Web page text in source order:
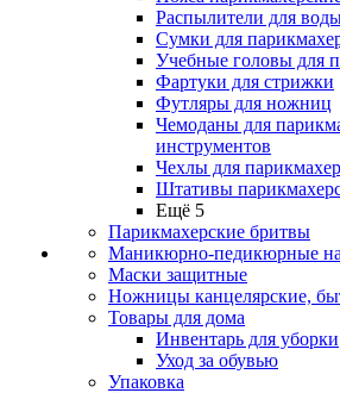
Распылители для
Сумки для
Учебные головы для
Фартуки для стрижки
Футляры для ножниц
Чемоданы для
инструментов
Чехлы для
Штативы
Ещё 5
Парикмахерские бритвы
Маникюрно-педикюрные
Маски защитные
Ножницы канцелярские,
Товары для дома
Инвентарь для уборки
Уход за обувью
Упаковка